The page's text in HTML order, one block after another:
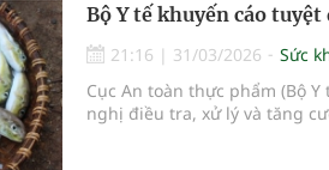
Bộ Y tế khuyến cáo
21:16 | 31/03/2026
Sức
Cục An toàn thực phẩm (Bộ
nghị điều tra, xử lý và tăng